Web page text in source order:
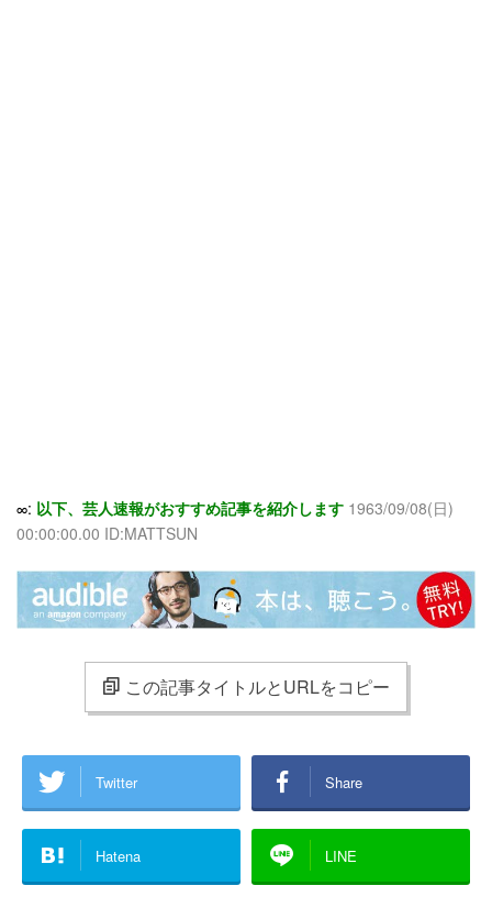
∞: 以下、芸人速報がおすすめ記事を紹介します 1963/09/08(日)
00:00:00.00 ID:MATTSUN
この記事タイトルとURLをコピー
Twitter Share
Hatena LINE